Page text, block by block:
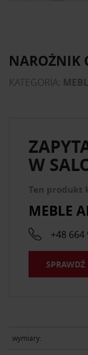
NAROŻNIK
KATEGORIA:
wymiary:
W
Ten produkt
MEBLE
+48 664
SPRAWDŹ